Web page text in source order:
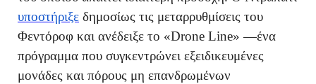
υποστήριξε δημοσίως τις μεταρρυθμίσεις του
Φεντόροφ και ανέδειξε το «Drone Line» —ένα
πρόγραμμα που συγκεντρώνει εξειδικευμένες
μονάδες και πόρους μη επανδρωμένων